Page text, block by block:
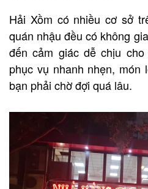
Hải Xồm có nhiều cơ sở
quán nhậu đều có không
đến cảm giác dễ chịu
phục vụ nhanh nhẹn, món
bạn phải chờ đợi quá lâu.